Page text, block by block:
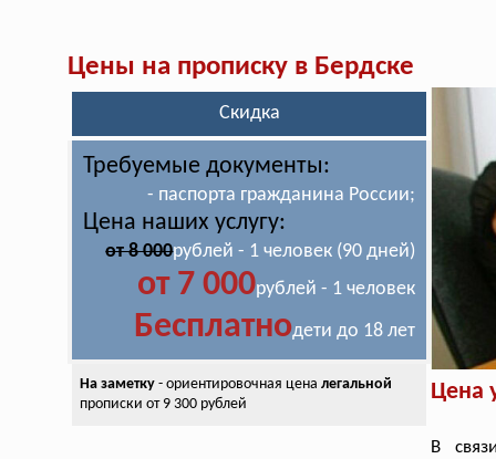
Цены на прописку в Бердске
Скидка
Требуемые документы:
- паспорта гражданина России;
Цена наших услугу:
от 8 000рублей - 1 человек (90 дней)
от 7 000рублей - 1 человек
Бесплатнодети до 18 лет
На заметку- ориентировочная цена легальной
прописки от 9 300 рублей
Цена
В